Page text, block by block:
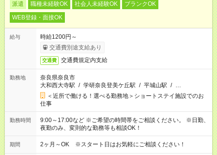
派遣 職種未経験OK 社会人未経験OK
ブランクOK
WEB登録・面接OK
給与
時給1200円～
交通費別途支給あり
交通費 交通費規定内支給
勤務地
奈良県奈良市
大和西大寺駅 / 学研奈良登美ケ丘駅 / 平城山駅 / …
＜近所で働ける！選べる勤務地＞ショートステイ施設でのお
仕事
勤務時間
9:00～17:00など ※ご希望の時間帯をご相談ください。 ※日勤、
夜勤のみ、変則的な勤務等も相談OK！
期間 2ヶ月～OK ※スタート日はお気軽にご相談ください！